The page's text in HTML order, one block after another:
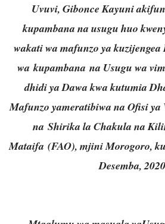
Uvuvi, Gibonce Kayuni
kupambana na usugu huo
wakati wa mafunzo ya
wa kupambana na Usugu wa
dhidi ya Dawa kwa kutumia
Mafunzo yameratibiwa na Ofisi
na Shirika la Chakula na
Mataifa (FAO), mjini Morogoro,
Desemba,